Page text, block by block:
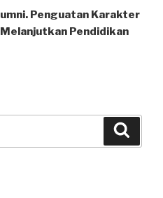
Penguatan Karakter
Pendidikan